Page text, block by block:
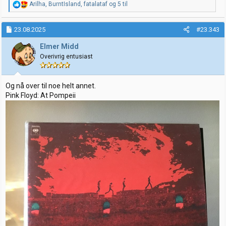
R
e
a
k
s
j
o
n
r
:
Arilha, BurntIsland , fatalataf og 5 til
23.08.2025 #23.343
Elmer Midd
Overivrig entusiast
Og nå over til noe helt annet.
Pink Floyd: At Pompeii